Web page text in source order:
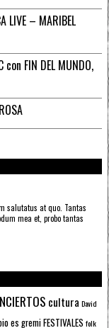
LIVE – MARIBEL
con FIN DEL MUNDO,
salutatus at quo. Tantas
mea et, probo tantas
cultura David
es gremiFESTIVALES folk